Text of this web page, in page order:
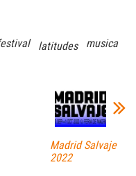
latitudes
musica
Madrid Salvaje
2022